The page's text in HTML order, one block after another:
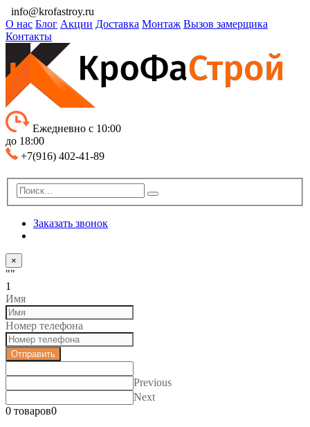
info@krofastroy.ru
О нас Блог Акции Доставка Монтаж Вызов замерщика
Контакты
Ежедневно с 10:00
до 18:00
+7(916) 402-41-89
Заказать звонок
×
""
1
Имя
Номер телефона
Отправить
Previous
Next
0 товаров0